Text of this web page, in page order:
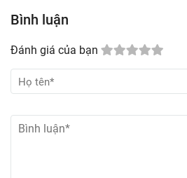
Bình luận
Đánh giá của bạn